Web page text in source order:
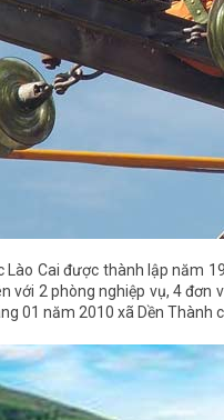
Lào Cai được thành lập năm
với 2 phòng nghiệp vụ, 4
01 năm 2010 xã Dền Thành